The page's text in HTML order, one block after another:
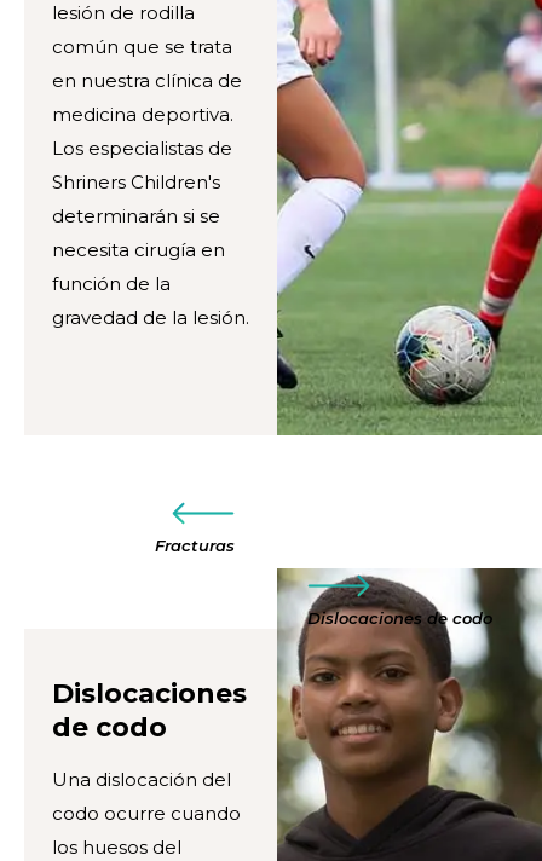
lesión de rodilla
común que se trata
en nuestra clínica de
medicina deportiva.
Los especialistas de
Shriners Children's
determinarán si se
necesita cirugía en
función de la
gravedad de la lesión.
Fracturas
Dislocaciones de codo
Dislocaciones
de codo
Una dislocación del
codo ocurre cuando
los huesos del